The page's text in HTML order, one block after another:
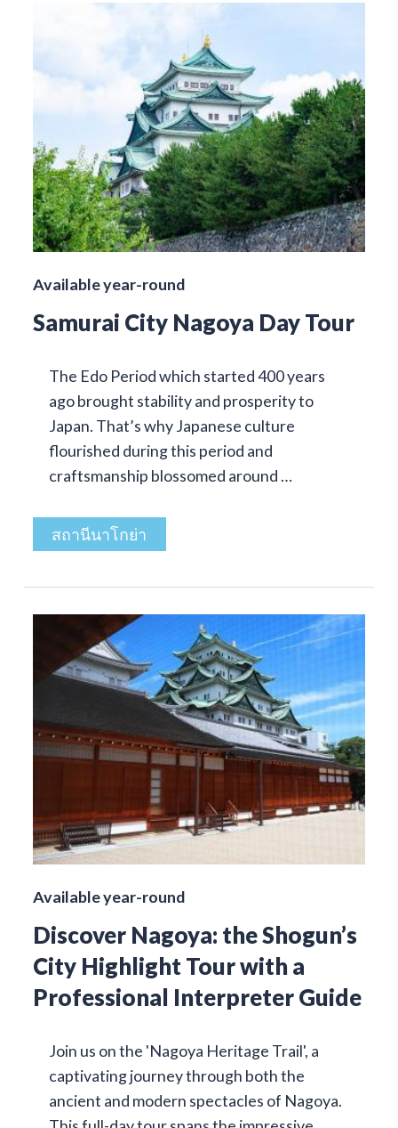
Available year-round
Samurai City Nagoya Day Tour
The Edo Period which started 400 years
ago brought stability and prosperity to
Japan. That’s why Japanese culture
flourished during this period and
craftsmanship blossomed around …
สถานีนาโกย่า
Available year-round
Discover Nagoya: the Shogun’s
City Highlight Tour with a
Professional Interpreter Guide
Join us on the 'Nagoya Heritage Trail', a
captivating journey through both the
ancient and modern spectacles of Nagoya.